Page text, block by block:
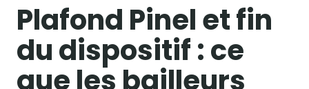
Plafond Pinel et fin
du dispositif : ce
que les bailleurs